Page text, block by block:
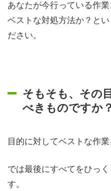
あなたが今行っている作
ベストな対処方法か？と
ださい。
そもそも、その
べきものですか？
目的に対してベストな作
では最後にすべてをひっ
す。